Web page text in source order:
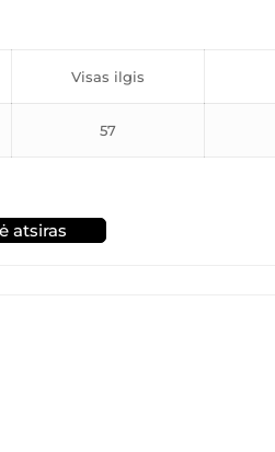
Visas ilgis
57
atsiras